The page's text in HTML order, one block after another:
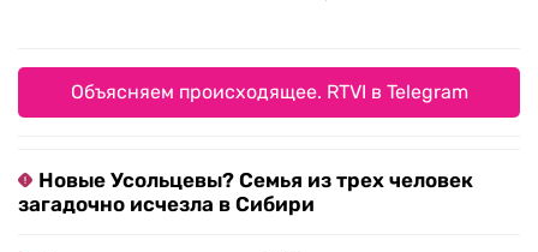
Объясняем происходящее. RTVI в Telegram
Новые Усольцевы? Семья из трех человек
загадочно исчезла в Сибири